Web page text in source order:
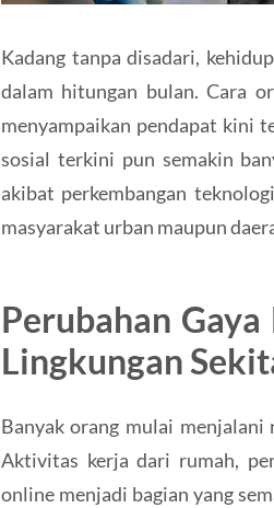
Kadang tanpa disadari,
dalam hitungan bulan. Cara
menyampaikan pendapat kini
sosial terkini pun semakin
akibat perkembangan
masyarakat urban maupun
Perubahan
Lingkungan
Banyak orang mulai
Aktivitas kerja dari rumah,
online menjadi bagian yang